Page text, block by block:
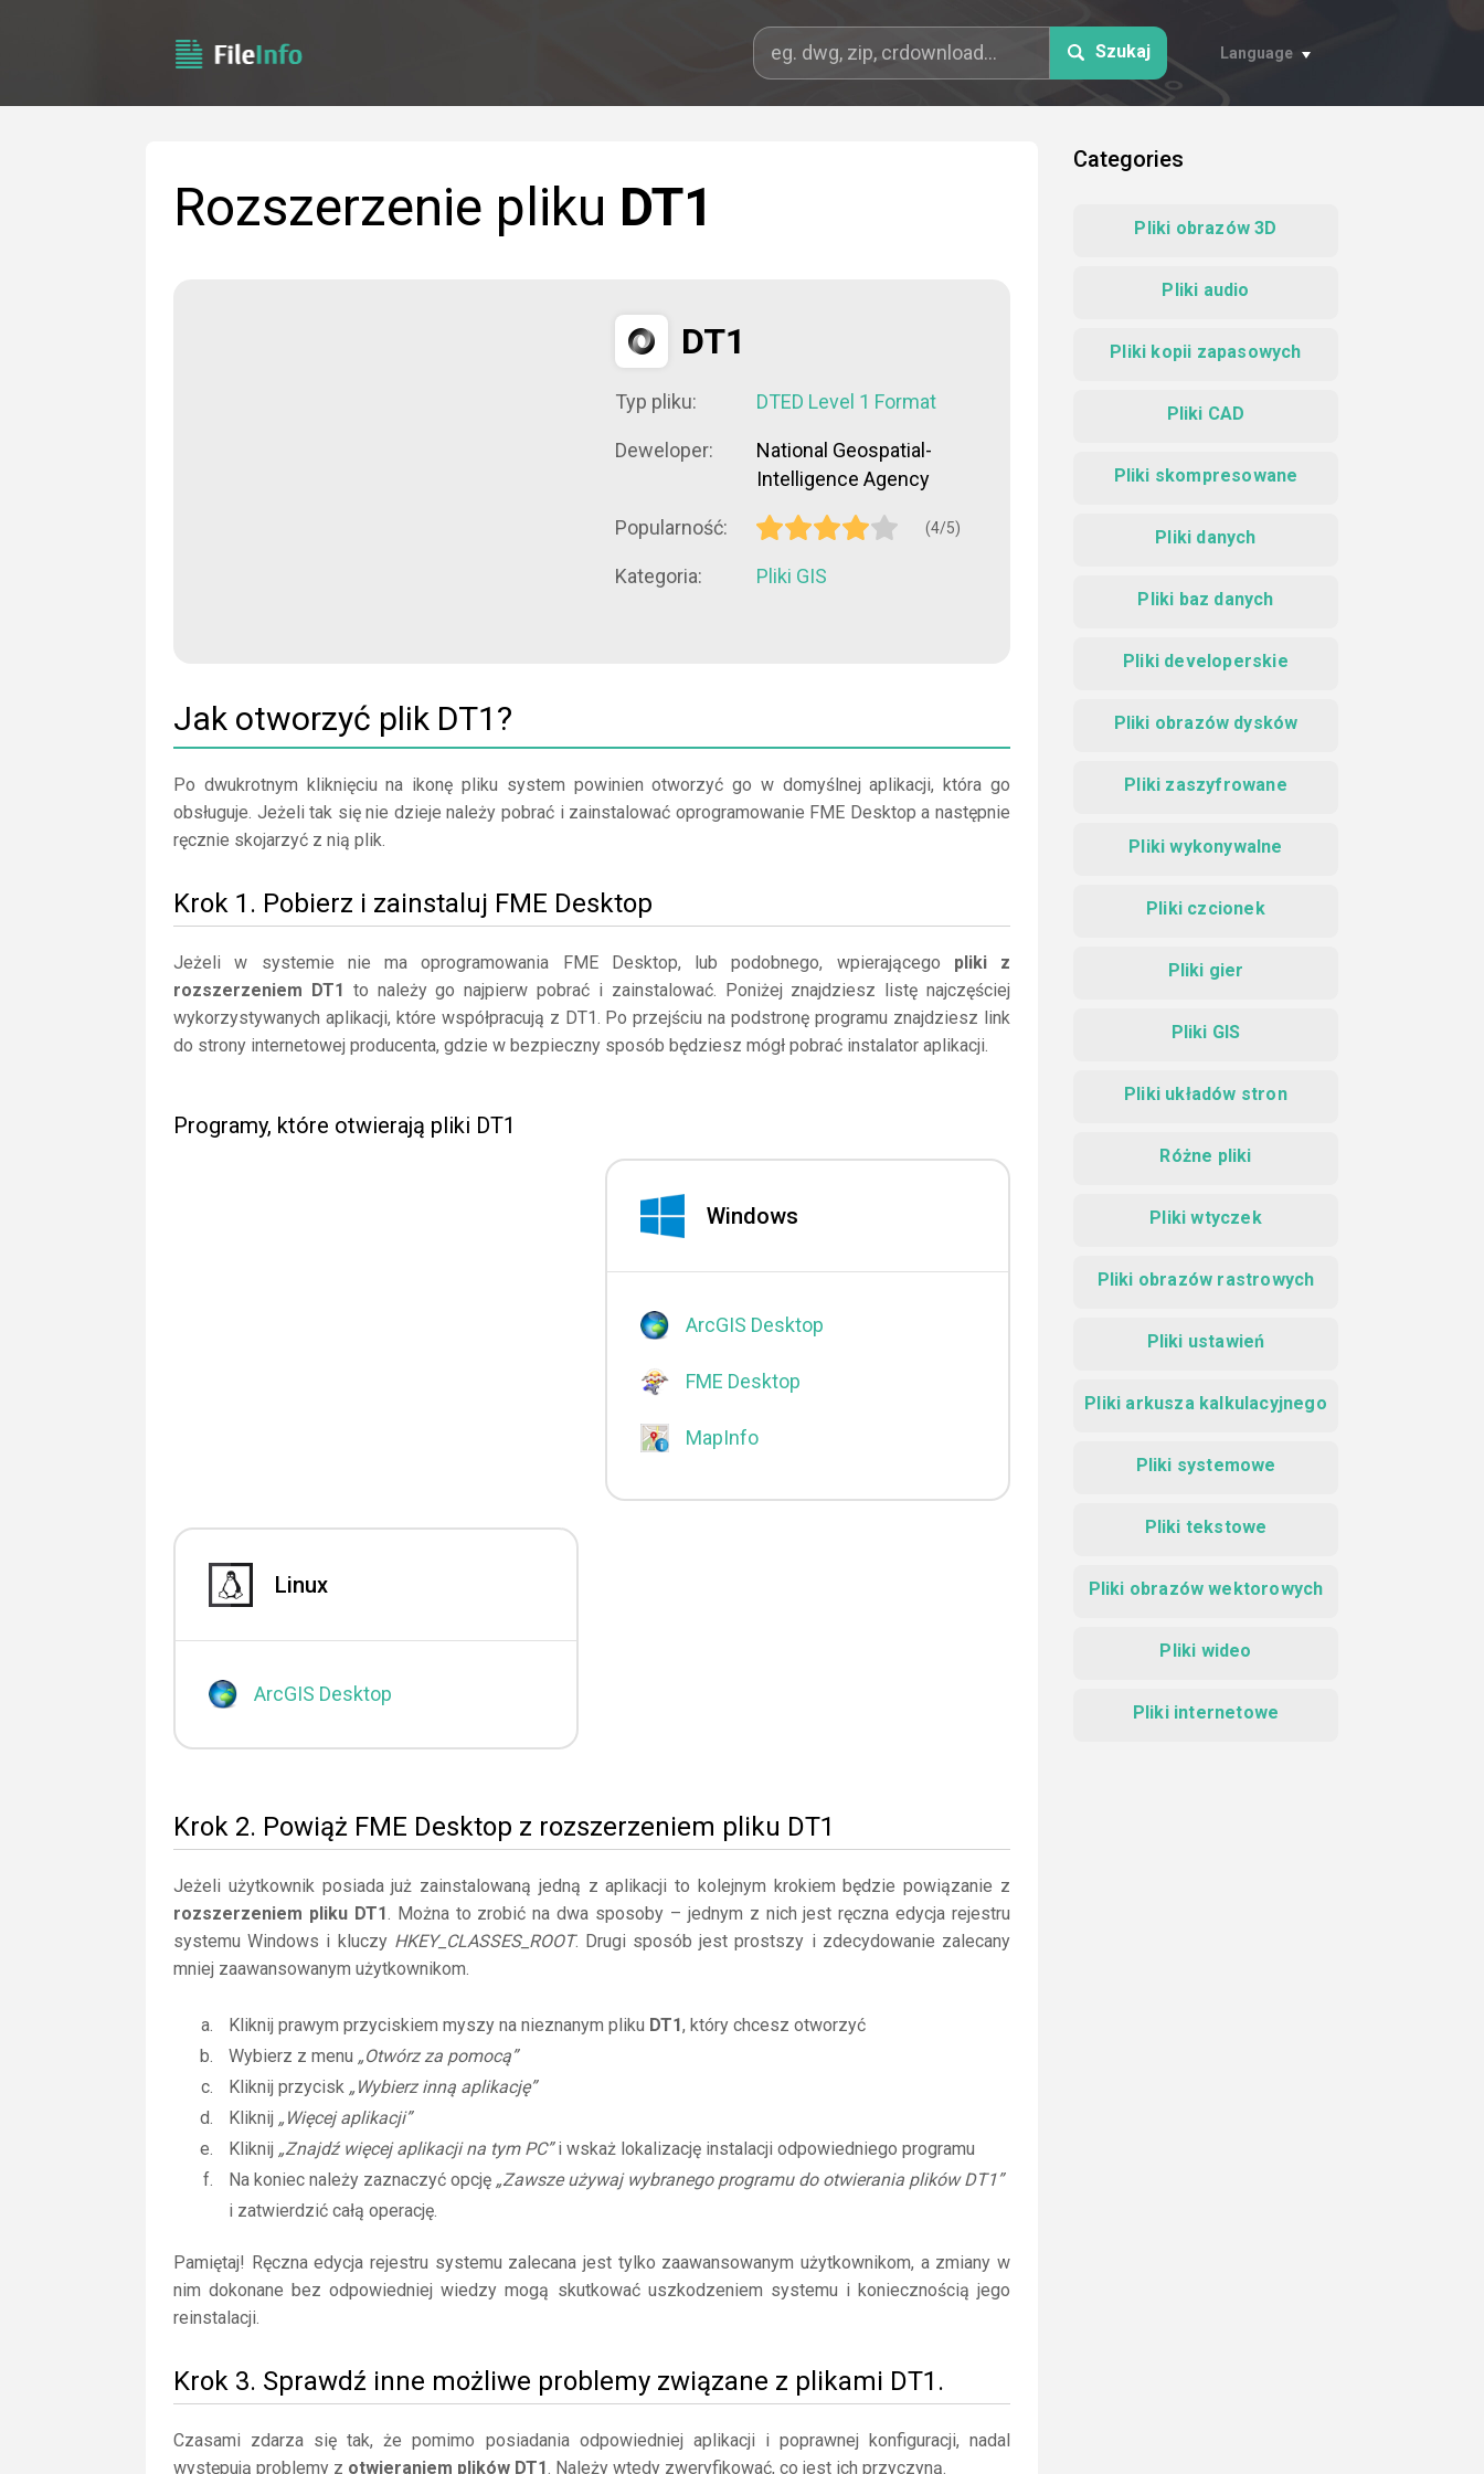
Szukaj Language
Rozszerzenie pliku DT1
DT1
Typ pliku: DTED Level 1 Format
Deweloper:
National Geospatial-
Intelligence Agency
Popularność: (4/5)
Kategoria: Pliki GIS
Jak otworzyć plik DT1?
Po dwukrotnym kliknięciu na ikonę pliku system powinien otworzyć go w domyślnej aplikacji, która go
obsługuje. Jeżeli tak się nie dzieje należy pobrać i zainstalować oprogramowanie FME Desktop a następnie
ręcznie skojarzyć z nią plik.
Krok 1. Pobierz i zainstaluj FME Desktop
Jeżeli w systemie nie ma oprogramowania FME Desktop, lub podobnego, wpierającego pliki z
rozszerzeniem DT1 to należy go najpierw pobrać i zainstalować. Poniżej znajdziesz listę najczęściej
wykorzystywanych aplikacji, które współpracują z DT1. Po przejściu na podstronę programu znajdziesz link
do strony internetowej producenta, gdzie w bezpieczny sposób będziesz mógł pobrać instalator aplikacji.
Programy, które otwierają pliki DT1
Windows
ArcGIS Desktop
FME Desktop
MapInfo
Linux
ArcGIS Desktop
Krok 2. Powiąż FME Desktop z rozszerzeniem pliku DT1
Jeżeli użytkownik posiada już zainstalowaną jedną z aplikacji to kolejnym krokiem będzie powiązanie z
rozszerzeniem pliku DT1. Można to zrobić na dwa sposoby – jednym z nich jest ręczna edycja rejestru
systemu Windows i kluczy HKEY_CLASSES_ROOT. Drugi sposób jest prostszy i zdecydowanie zalecany
mniej zaawansowanym użytkownikom.
Kliknij prawym przyciskiem myszy na nieznanym pliku DT1, który chcesz otworzyć
Wybierz z menu „Otwórz za pomocą”
Kliknij przycisk „Wybierz inną aplikację”
Kliknij „Więcej aplikacji”
Kliknij „Znajdź więcej aplikacji na tym PC”i wskaż lokalizację instalacji odpowiedniego programu
Na koniec należy zaznaczyć opcję „Zawsze używaj wybranego programu do otwierania plików DT1”
i zatwierdzić całą operację.
Pamiętaj! Ręczna edycja rejestru systemu zalecana jest tylko zaawansowanym użytkownikom, a zmiany w
nim dokonane bez odpowiedniej wiedzy mogą skutkować uszkodzeniem systemu i koniecznością jego
reinstalacji.
Krok 3. Sprawdź inne możliwe problemy związane z plikami DT1.
Czasami zdarza się tak, że pomimo posiadania odpowiedniej aplikacji i poprawnej konfiguracji, nadal
występują problemy z otwieraniem plików DT1. Należy wtedy zweryfikować, co jest ich przyczyną.
Categories
Pliki obrazów 3D
Pliki audio
Pliki kopii zapasowych
Pliki CAD
Pliki skompresowane
Pliki danych
Pliki baz danych
Pliki developerskie
Pliki obrazów dysków
Pliki zaszyfrowane
Pliki wykonywalne
Pliki czcionek
Pliki gier
Pliki GIS
Pliki układów stron
Różne pliki
Pliki wtyczek
Pliki obrazów rastrowych
Pliki ustawień
Pliki arkusza kalkulacyjnego
Pliki systemowe
Pliki tekstowe
Pliki obrazów wektorowych
Pliki wideo
Pliki internetowe